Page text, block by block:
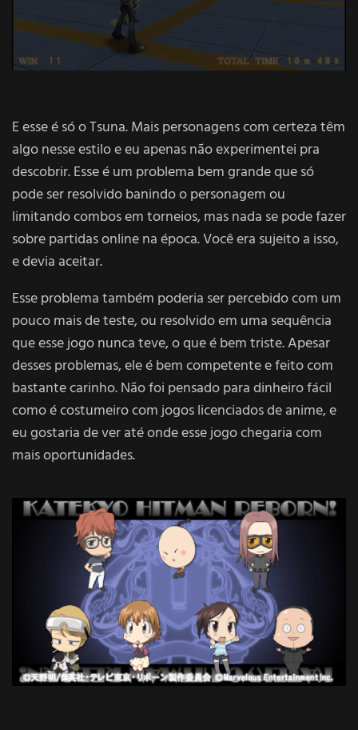
E esse é só o Tsuna. Mais personagens com certeza têm
algo nesse estilo e eu apenas não experimentei pra
descobrir. Esse é um problema bem grande que só
pode ser resolvido banindo o personagem ou
limitando combos em torneios, mas nada se pode fazer
sobre partidas online na época. Você era sujeito a isso,
e devia aceitar.
Esse problema também poderia ser percebido com um
pouco mais de teste, ou resolvido em uma sequência
que esse jogo nunca teve, o que é bem triste. Apesar
desses problemas, ele é bem competente e feito com
bastante carinho. Não foi pensado para dinheiro fácil
como é costumeiro com jogos licenciados de anime, e
eu gostaria de ver até onde esse jogo chegaria com
mais oportunidades.